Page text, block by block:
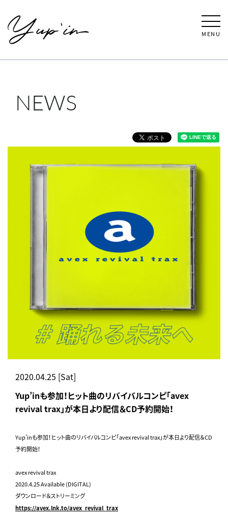
MENU
NEWS
2020.04.25 [Sat]
Yup’inも参加！ヒット曲のリバイバルコンピ「avex
revival trax」が本日より配信＆CD予約開始！
Yup’inも参加！ヒット曲のリバイバルコンピ「avex revival trax」が本日より配信＆CD
予約開始！
avex revival trax
2020.4.25 Available (DIGITAL)
ダウンロード＆ストリーミング
https://avex.lnk.to/avex_revival_trax